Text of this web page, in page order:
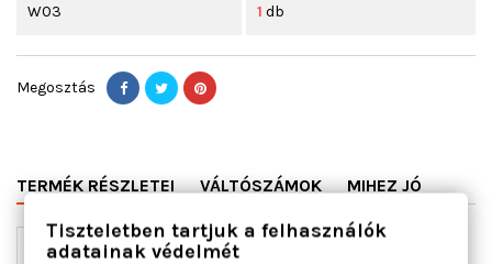
W03 1 db
Megosztás
TERMÉK RÉSZLETEI VÁLTÓSZÁMOK MIHEZ JÓ
Tiszteletben tartjuk a felhasználók
adatainak védelmét